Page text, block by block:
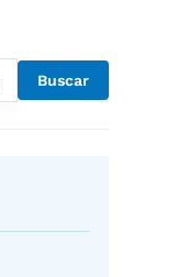
Buscar